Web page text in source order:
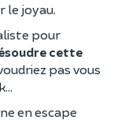
le joyau.
pour
cette
pas vous
en escape